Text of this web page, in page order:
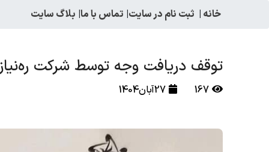
خانه | ثبت نام در سایت| تماس با ما| بلاگ سایت
توقف دریافت وجه توسط شرکت
167 27آبان1404